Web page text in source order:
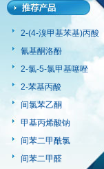
2-(4-溴甲基苯基)丙酸
氰基酮洛酚
2-氯-5-氯甲基噻唑
2-苯基丙酸
间氯苯乙酮
甲基丙烯酸钠
间苯二甲酰氯
间苯二甲醛